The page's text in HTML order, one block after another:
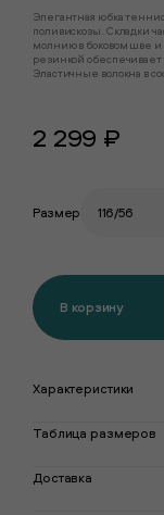
Элегантная юбка
поливискозы. Складки
молнию в боковом шве и
резинкой
Эластичные волокна в
2 299 ₽
Размер 116/56
В корзину
Характеристики
Таблица размеров
Доставка